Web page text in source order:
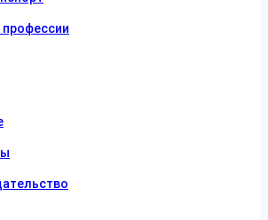
профессии